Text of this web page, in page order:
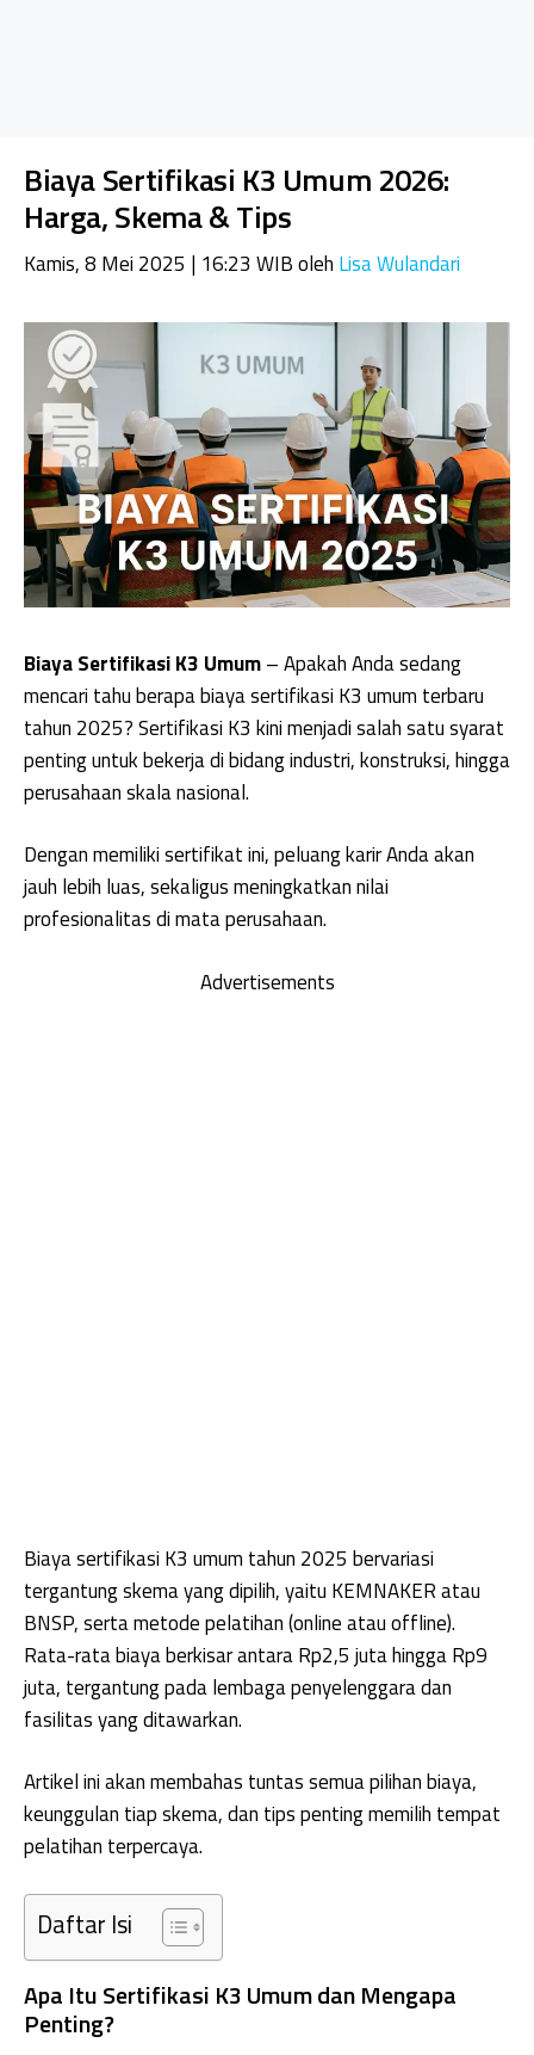
Biaya Sertifikasi K3 Umum 2026:
Harga, Skema & Tips
Kamis, 8 Mei 2025 | 16:23 WIBoleh Lisa Wulandari
Biaya Sertifikasi K3 Umum– Apakah Anda sedang
mencari tahu berapa biaya sertifikasi K3 umum terbaru
tahun 2025? Sertifikasi K3 kini menjadi salah satu syarat
penting untuk bekerja di bidang industri, konstruksi, hingga
perusahaan skala nasional.
Dengan memiliki sertifikat ini, peluang karir Anda akan
jauh lebih luas, sekaligus meningkatkan nilai
profesionalitas di mata perusahaan.
Advertisements
Biaya sertifikasi K3 umum tahun 2025 bervariasi
tergantung skema yang dipilih, yaitu KEMNAKER atau
BNSP, serta metode pelatihan (online atau offline).
Rata-rata biaya berkisar antara Rp2,5 juta hingga Rp9
juta, tergantung pada lembaga penyelenggara dan
fasilitas yang ditawarkan.
Artikel ini akan membahas tuntas semua pilihan biaya,
keunggulan tiap skema, dan tips penting memilih tempat
pelatihan terpercaya.
Daftar Isi
Apa Itu Sertifikasi K3 Umum dan Mengapa
Penting?